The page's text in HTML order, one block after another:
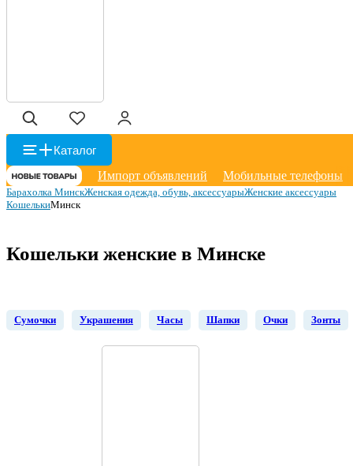
Каталог
Импорт объявлений
Мобильные телефоны
Барахолка МинскЖенская одежда, обувь, аксессуарыЖенские аксессуары
КошелькиМинск
Кошельки женские в Минске
Сумочки Украшения Часы Шапки Очки Зонты